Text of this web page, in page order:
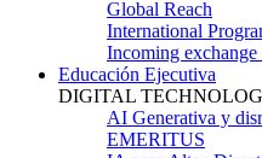
Global Reach
International
Incoming exchange
Educación Ejecutiva
DIGITAL
AI Generativa y
EMERITUS